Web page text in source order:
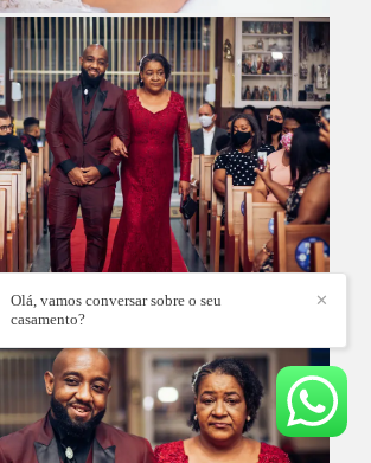
✕
Olá, vamos conversar sobre o seu
casamento?